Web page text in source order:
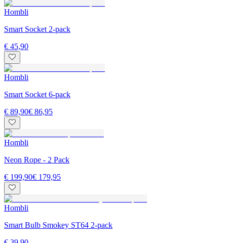
Hombli
Smart Socket 2-pack
€ 45,90
Hombli
Smart Socket 6-pack
€ 89,90€ 86,95
Hombli
Neon Rope - 2 Pack
€ 199,90€ 179,95
Hombli
Smart Bulb Smokey ST64 2-pack